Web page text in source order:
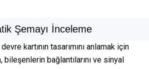
Şemayı İnceleme
kartının tasarımını anlamak için
bileşenlerin bağlantılarını ve sinyal